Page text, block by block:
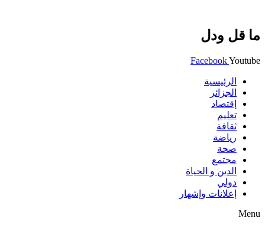
ما قل ودل
FacebookYoutube
الرئيسية
الجزائر
إقتصاد
تعليم
ثقافة
رياضة
صحة
مجتمع
الدين و الحياة
دولي
إعلانات وإشهار
Menu